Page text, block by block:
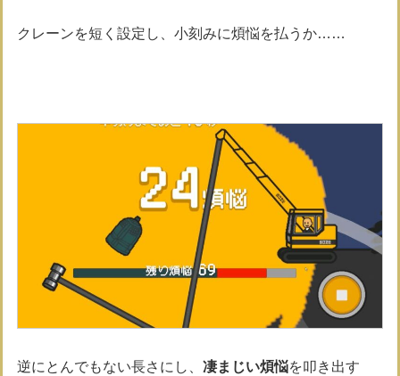
クレーンを短く設定し、小刻みに煩悩を払うか……
逆にとんでもない長さにし、 凄まじい煩悩を叩き出す